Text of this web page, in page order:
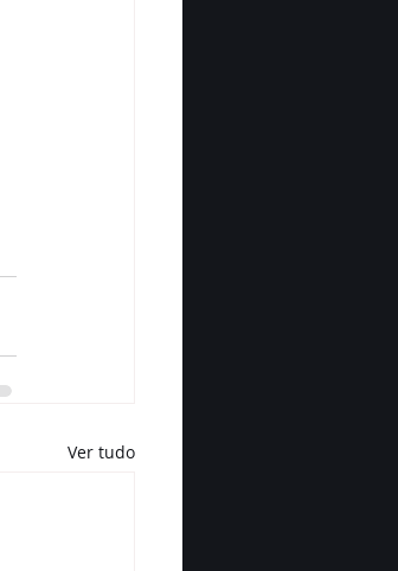
Ver tudo